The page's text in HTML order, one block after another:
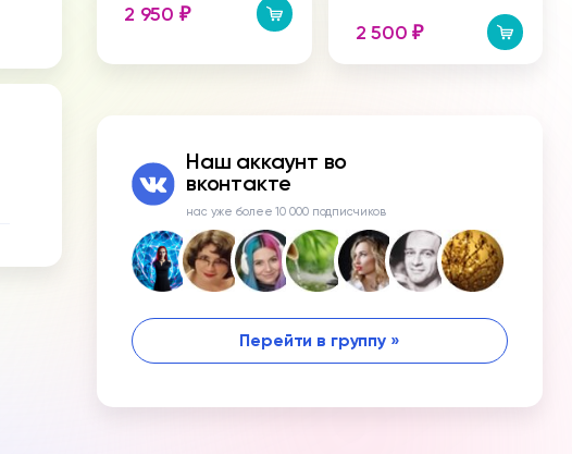
2 950 ₽
2 500₽
Наш аккаунт во
вконтакте
нас уже более 10 000 подписчиков
Перейти в группу »